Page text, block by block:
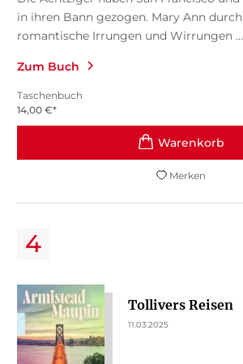
in ihren Bann gezogen. Mary Ann
romantische Irrungen und Wirrungen ...
Zum Buch
Taschenbuch
14,00 €*
Merken
Tollivers Reisen
11.03.2025